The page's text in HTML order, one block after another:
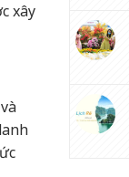
xây